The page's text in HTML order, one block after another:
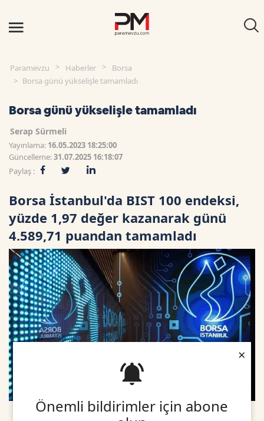
Önemli bildirimler için abone
×
Paramevzu Haberler
Borsa
Borsa günü yükselişle tamamladı
Borsa günü yükselişle tamamladı
Serap Sürmeli
Yayınlama: 16.05.2023 18:25:00
Güncelleme:31.07.2025 16:18:07
Paylaş :
Borsa İstanbul'da BIST 100 endeksi,
yüzde 1,97 değer kazanarak günü
4.589,71 puandan tamamladı